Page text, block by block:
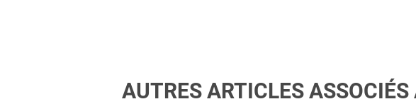
AUTRES ARTICLES